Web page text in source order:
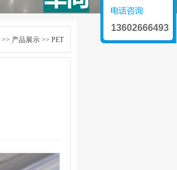
>> 产品展示 >> PET
13602666493